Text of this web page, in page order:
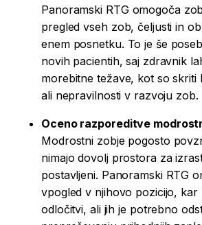
Panoramski RTG omogoča
pregled vseh zob, čeljusti in
enem posnetku. To je še
novih pacientih, saj zdravnik
morebitne težave, kot so skriti
ali nepravilnosti v razvoju zob.
Oceno razporeditve
Modrostni zobje pogosto
nimajo dovolj prostora za
postavljeni. Panoramski RTG
vpogled v njihovo pozicijo, kar
odločitvi, ali jih je potrebno